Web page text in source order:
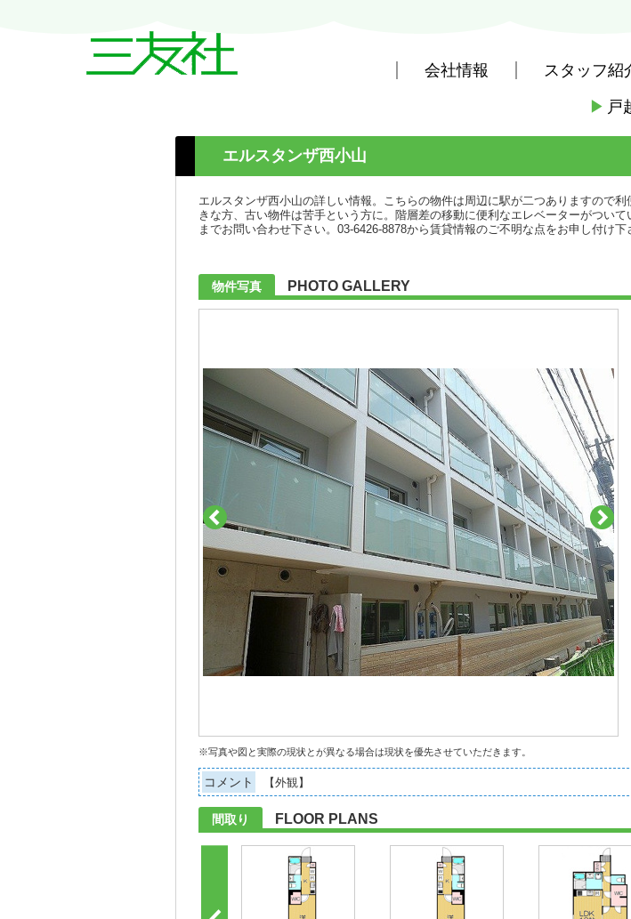
会社情報 スタッフ紹
▶ 戸
(賃貸)路線・駅から探す
エルスタンザ西小山
エルスタンザ西小山の詳しい情報。こちらの物件は周辺に駅が二つありますので
きな方、古い物件は苦手という方に。階層差の移動に便利なエレベーターがつ
までお問い合わせ下さい。03-6426-8878から賃貸情報のご不明な点をお申し付け下
物件写真 PHOTO GALLERY
※写真や図と実際の現状とが異なる場合は現状を優先させていただきます。
コメント 【外観】
間取り FLOOR PLANS